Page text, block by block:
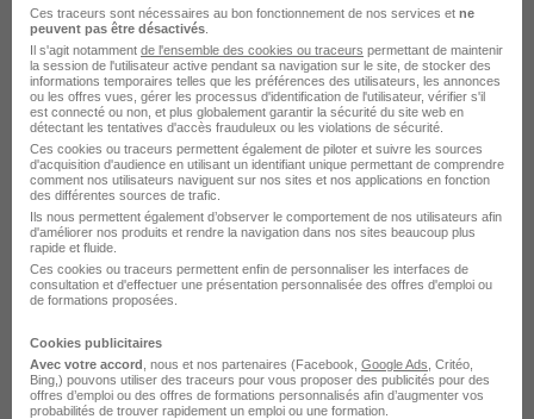
Rendre mon CV visible
Postuler chez Elior par Métier
Employé polyvalent de restauration Elior
Cuisinier Elior
Cuisinier scolaire Elior
Chef cuisine Elior
Ces traceurs sont nécessaires au bon fonctionnement de nos services et ne
peuvent pas être désactivés
Il s'agit notamment de l'ensemble des cookies ou traceurs permettant de maintenir
la session de l'utilisateur active pendant sa navigation sur le site, de stocker des
informations temporaires telles que les préférences des utilisateurs, les annonces
ou les offres vues, gérer les processus d'identification de l'utilisateur, vérifier s'il
est connecté ou non, et plus globalement garantir la sécurité du site web en
détectant les tentatives d'accès frauduleux ou les violations de sécurité.
Ces cookies ou traceurs permettent également de piloter et suivre les sources
d'acquisition d'audience en utilisant un identifiant unique permettant de comprendre
comment nos utilisateurs naviguent sur nos sites et nos applications en fonction
des différentes sources de trafic.
Ils nous permettent également d’observer le comportement de nos utilisateurs afin
d'améliorer nos produits et rendre la navigation dans nos sites beaucoup plus
rapide et fluide.
Ces cookies ou traceurs permettent enfin de personnaliser les interfaces de
consultation et d'effectuer une présentation personnalisée des offres d'emploi ou
de formations proposées.
Cookies publicitaires
Avec votre accord , nous et nos partenaires (Facebook, Google Ads , Critéo,
Bing,) pouvons utiliser des traceurs pour vous proposer des publicités pour des
offres d’emploi ou des offres de formations personnalisés afin d’augmenter vos
probabilités de trouver rapidement un emploi ou une formation.